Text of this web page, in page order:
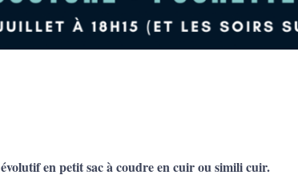
évolutif en petit sac à coudre en cuir ou simili cuir.